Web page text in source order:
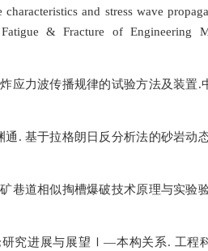
and stress wave
& Fracture of Engineering
应力波传播规律的试验方法及装置.
通. 基于拉格朗日反分析法的砂岩动
巷道相似掏槽爆破技术原理与实验
研究进展与展望Ⅰ—本构关系. 工程